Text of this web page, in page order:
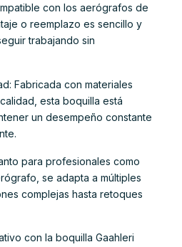
con los aerógrafos de
o reemplazo es sencillo y
trabajando sin
Fabricada con materiales
esta boquilla está
un desempeño constante
para profesionales como
se adapta a múltiples
complejas hasta retoques
con la boquilla Gaahleri